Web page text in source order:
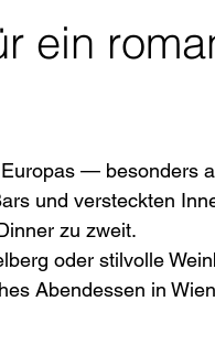
ein
— besonders
und versteckten
zu zweit.
oder stilvolle
Abendessen in